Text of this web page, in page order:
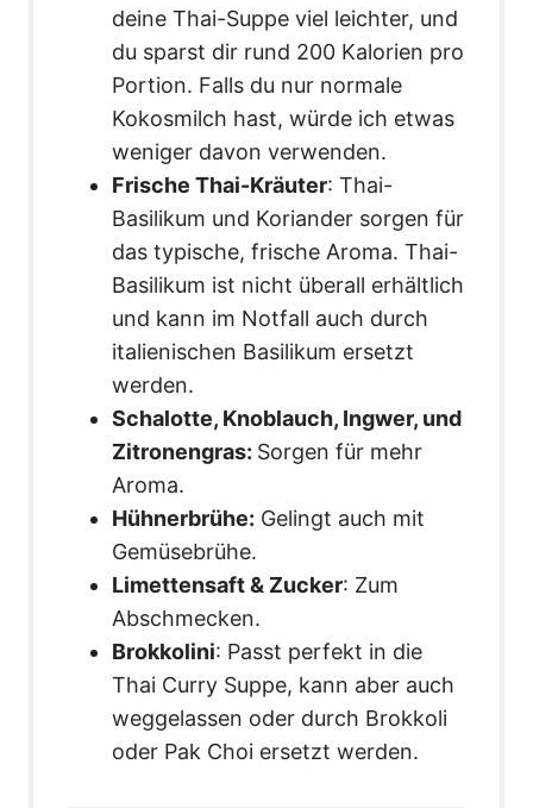
deine Thai-Suppe viel leichter, und
du sparst dir rund 200 Kalorien pro
Portion. Falls du nur normale
Kokosmilch hast, würde ich etwas
weniger davon verwenden.
Frische Thai-Kräuter: Thai-
Basilikum und Koriander sorgen für
das typische, frische Aroma. Thai-
Basilikum ist nicht überall erhältlich
und kann im Notfall auch durch
italienischen Basilikum ersetzt
werden.
Schalotte, Knoblauch, Ingwer, und
Zitronengras: Sorgen für mehr
Aroma.
Hühnerbrühe: Gelingt auch mit
Gemüsebrühe.
Limettensaft & Zucker: Zum
Abschmecken.
Brokkolini: Passt perfekt in die
Thai Curry Suppe, kann aber auch
weggelassen oder durch Brokkoli
oder Pak Choi ersetzt werden.